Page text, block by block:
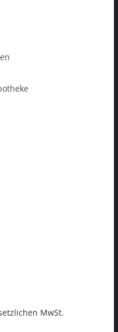
MwSt.